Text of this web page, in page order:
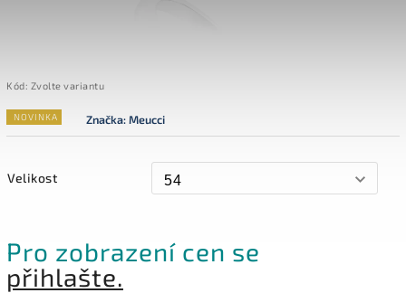
Kód: Zvolte variantu
NOVINKA Značka:Meucci
Velikost
Pro zobrazení cen se
přihlašte.